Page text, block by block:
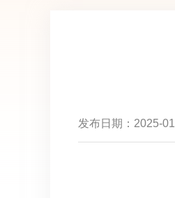
发布日期： 2025-